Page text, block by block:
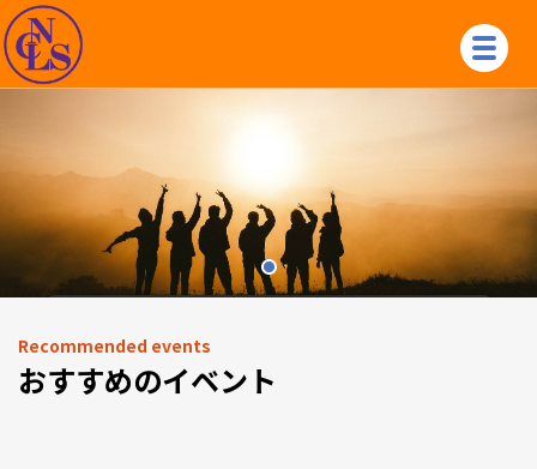
Recommended events
おすすめのイベント